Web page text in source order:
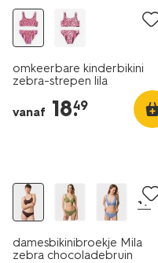
omkeerbare kinderbikini
zebra-strepen lila
vanaf 18.
49
+7
damesbikinibroekje Mila
zebra chocoladebruin